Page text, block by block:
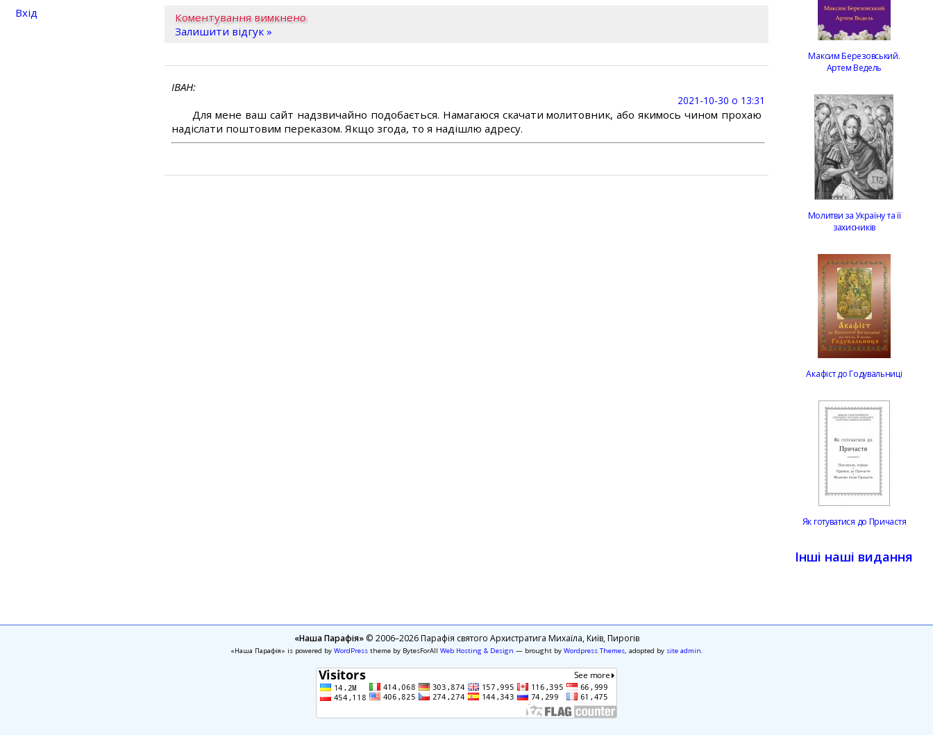
Коментування вимкнено
Залишити відгук »
ІВАН
2021-10-30 о 13:31
Для мене ваш сайт надзвичайно подобається. Намагаюся скачати молитовник, або якимось чином прохаю
надіслати поштовим переказом. Якщо згода, то я надішлю адресу.
Вхід
Максим Березовський.
Артем Ведель
Молитви за Україну та її
захисників
Акафіст до Годувальниці
Як готуватися до Причастя
Інші наші видання
«Наша Парафія»© 2006–2026 Парафія святого Архистратига Михаїла, Київ, Пирогів
«Наша Парафія» is powered by WordPresstheme by BytesForAll Web Hosting & Design — brought by Wordpress Themes, adopted by site admin.